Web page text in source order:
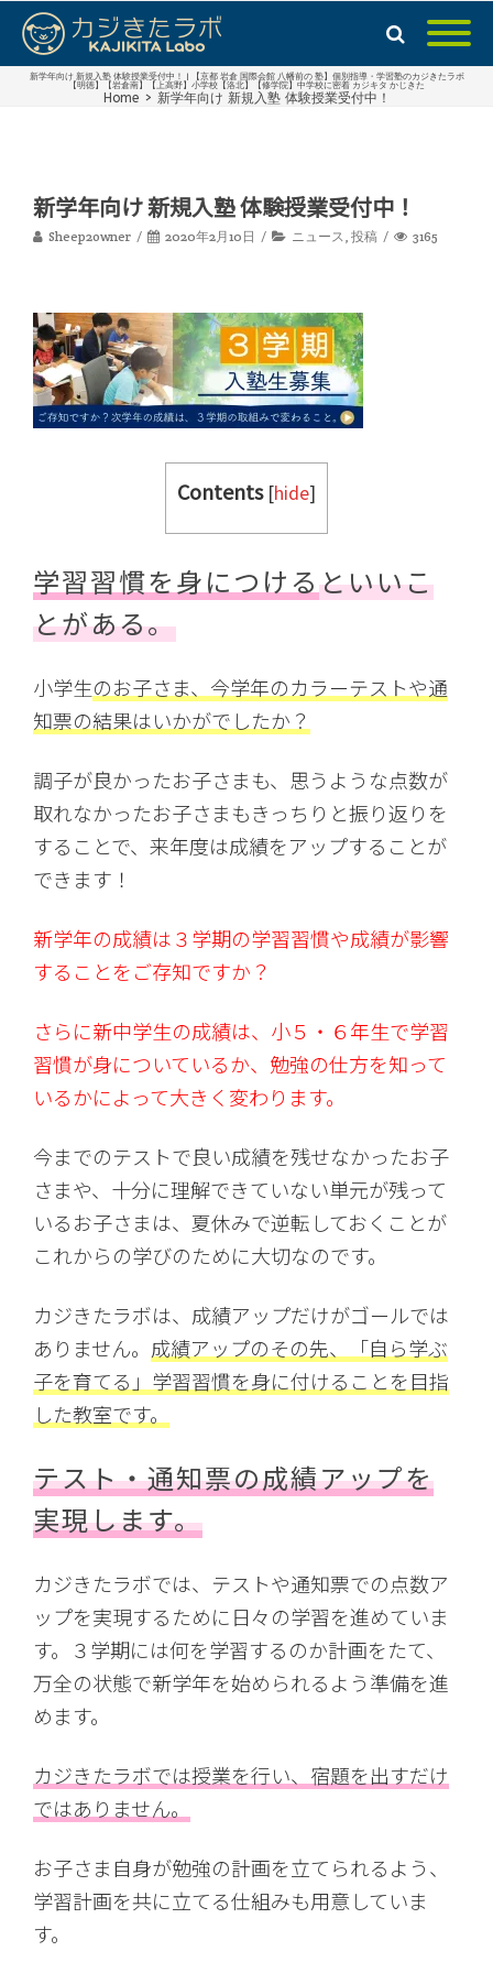
新学年向け 新規入塾 体験授業受付中！ | 【京都 岩倉 国際会館 八幡前の 塾】個別指導・学習塾のカジきたラボ
【明徳】【岩倉南】【上高野】小学校【洛北】【修学院】中学校に密着 カジキタ かじきた
Home > 新学年向け 新規入塾 体験授業受付中！
新学年向け 新規入塾 体験授業受付中！
Sheep2owner 2020年2月10日 ニュース, 投稿 3165
Contents [hide]
学習習慣を身につけるといいこ
とがある。
小学生のお子さま、今学年のカラーテストや通
知票の結果はいかがでしたか？
調子が良かったお子さまも、思うような点数が
取れなかったお子さまもきっちりと振り返りを
することで、来年度は成績をアップすることが
できます！
新学年の成績は３学期の学習習慣や成績が影響
することをご存知ですか？
さらに新中学生の成績は、小５・６年生で学習
習慣が身についているか、勉強の仕方を知って
いるかによって大きく変わります。
今までのテストで良い成績を残せなかったお子
さまや、十分に理解できていない単元が残って
いるお子さまは、夏休みで逆転しておくことが
これからの学びのために大切なのです。
カジきたラボは、成績アップだけがゴールでは
ありません。 成績アップのその先、「自ら学ぶ
子を育てる」学習習慣を身に付けることを目指
した教室です。
テスト・通知票の成績アップを
実現します。
カジきたラボでは、テストや通知票での点数ア
ップを実現するために日々の学習を進めていま
す。３学期には何を学習するのか計画をたて、
万全の状態で新学年を始められるよう準備を進
めます。
カジきたラボでは授業を行い、宿題を出すだけ
ではありません。
お子さま自身が勉強の計画を立てられるよう、
学習計画を共に立てる仕組みも用意していま
す。